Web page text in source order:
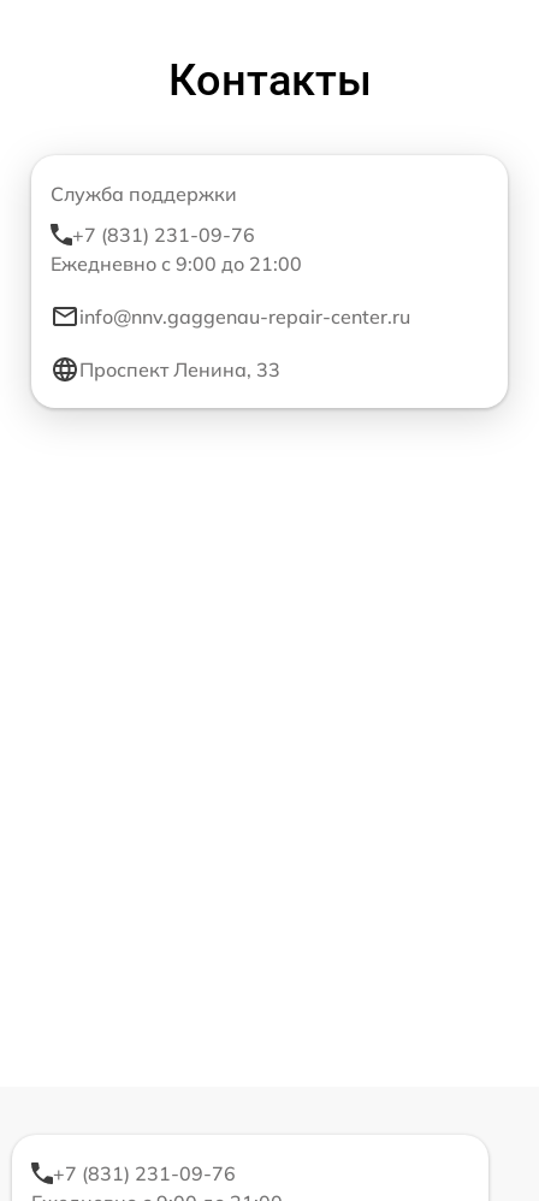
Контакты
Служба поддержки
+7 (831) 231-09-76
Ежедневно с 9:00 до 21:00
info@nnv.gaggenau-repair-center.ru
Проспект Ленина, 33
+7 (831) 231-09-76